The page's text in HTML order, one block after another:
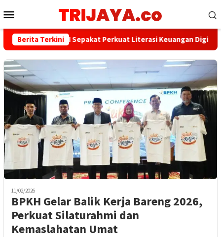
ke
Mobile
Berita Terkini
PWI dan AFPI Sepakat Perkuat Literasi Keuangan Digital
11/02/2026
BPKH Gelar Balik Kerja Bareng 2026,
Perkuat Silaturahmi dan
Kemaslahatan Umat